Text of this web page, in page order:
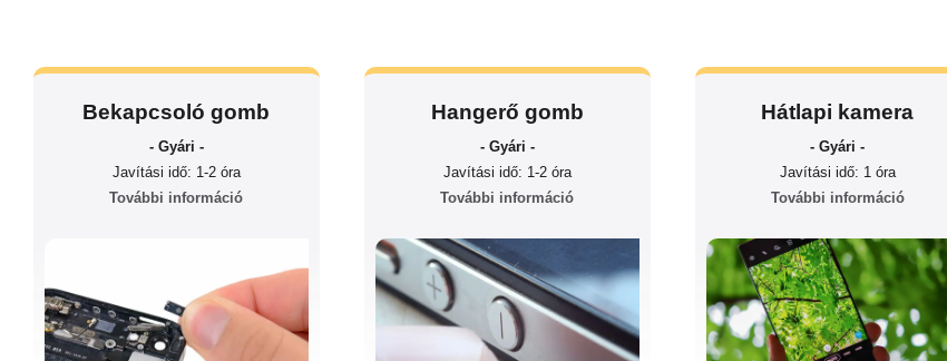
Bekapcsoló gomb
- Gyári -
Javítási idő: 1-2 óra
További információ
Hangerő gomb
- Gyári -
Javítási idő: 1-2 óra
További információ
Hátlapi kamera
- Gyári -
Javítási idő: 1 óra
További információ